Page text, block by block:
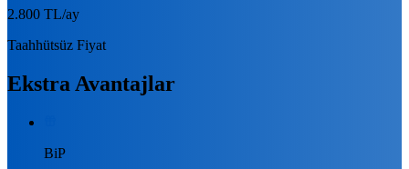
2.800 TL/ay
Taahhütsüz Fiyat
Ekstra Avantajlar
BiP